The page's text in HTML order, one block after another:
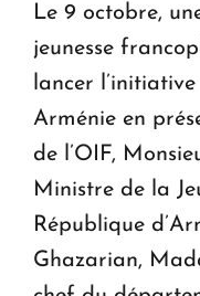
Le 9 octobre,
jeunesse
lancer l’initiative
Arménie en
de l’OIF,
Ministre de la
République
Ghazarian,